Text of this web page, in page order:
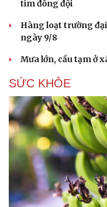
Du lịch
Tư vấn
Săn Tour
check-in
tìm đồng đội
Hàng loạt trường
ngày 9/8
Mưa lớn, cầu tạm ở
SỨC KHỎE